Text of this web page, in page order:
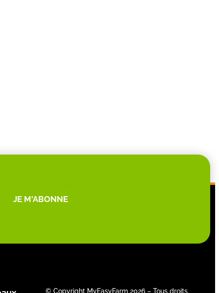
JE M'ABONNE
© Copyright MyEasyFarm 2026 – Tous droits